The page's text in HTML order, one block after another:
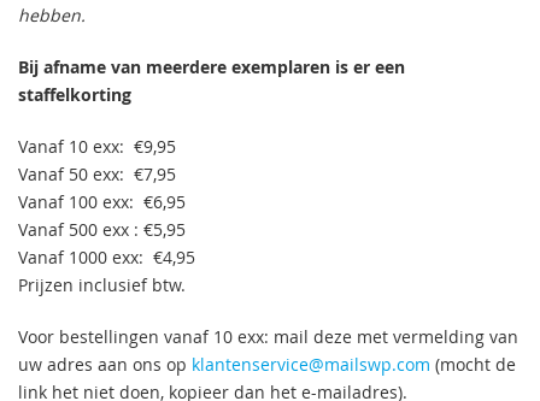
hebben.
Bij afname van meerdere exemplaren is er een
staffelkorting
Vanaf 10 exx: €9,95
Vanaf 50 exx: €7,95
Vanaf 100 exx: €6,95
Vanaf 500 exx : €5,95
Vanaf 1000 exx: €4,95
Prijzen inclusief btw.
Voor bestellingen vanaf 10 exx: mail deze met vermelding van
uw adres aan ons op klantenservice@mailswp.com (mocht de
link het niet doen, kopieer dan het e-mailadres).